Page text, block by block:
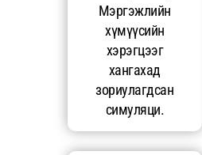
Мэргэжлийн
хүмүүсийн
хэрэгцээг
хангахад
зориулагдсан
симуляци.